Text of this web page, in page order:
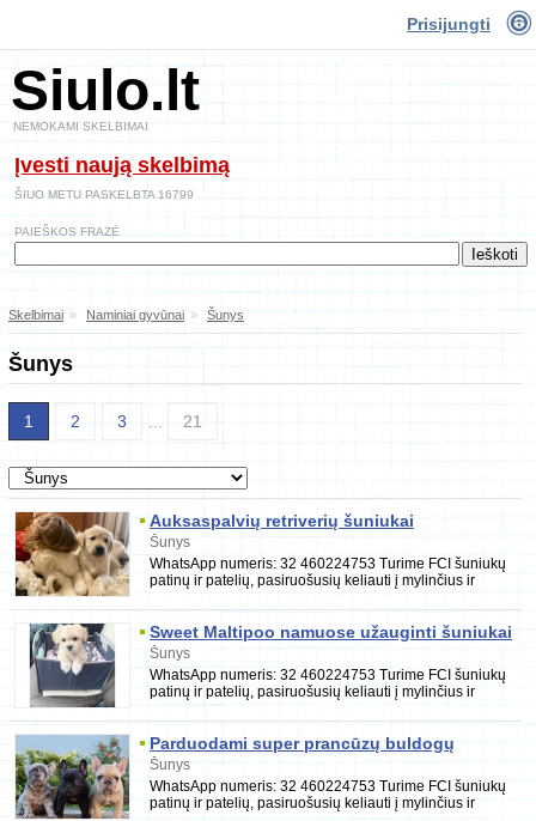
Prisijungti
Siulo.lt
NEMOKAMI SKELBIMAI
Įvesti naują skelbimą
ŠIUO METU PASKELBTA 16799
PAIEŠKOS FRAZĖ
Skelbimai » Naminiai gyvūnai » Šunys
Šunys
1 2 3 21
Auksaspalvių retriverių šuniukai
Šunys
WhatsApp numeris: 32 460224753 Turime FCI šuniukų
patinų ir patelių, pasiruošusių keliauti į mylinčius ir
Sweet Maltipoo namuose užauginti šuniukai
Šunys
WhatsApp numeris: 32 460224753 Turime FCI šuniukų
patinų ir patelių, pasiruošusių keliauti į mylinčius ir
Parduodami super prancūzų buldogų
šuniukai
Šunys
WhatsApp numeris: 32 460224753 Turime FCI šuniukų
patinų ir patelių, pasiruošusių keliauti į mylinčius ir